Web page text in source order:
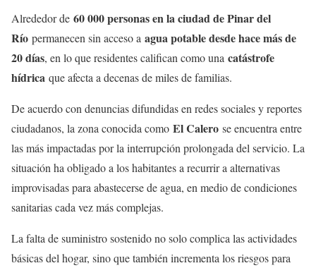
Alrededor de 60 000 personas en la ciudad de Pinar del
Río permanecen sin acceso a agua potable desde hace más de
20 días, en lo que residentes califican como una catástrofe
hídrica que afecta a decenas de miles de familias.
De acuerdo con denuncias difundidas en redes sociales y reportes
ciudadanos, la zona conocida como El Calero se encuentra entre
las más impactadas por la interrupción prolongada del servicio. La
situación ha obligado a los habitantes a recurrir a alternativas
improvisadas para abastecerse de agua, en medio de condiciones
sanitarias cada vez más complejas.
La falta de suministro sostenido no solo complica las actividades
básicas del hogar, sino que también incrementa los riesgos para